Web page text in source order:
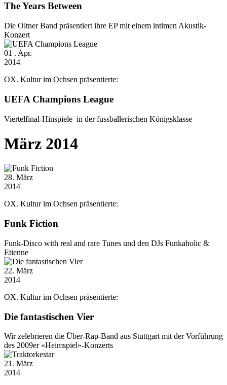
The Years Between
Die Oltner Band präsentiert ihre EP mit einem intimen Akustik-
Konzert
01 . Apr.
2014
OX. Kultur im Ochsen präsentierte:
UEFA Champions League
Viertelfinal-Hinspiele in der fussballerischen Königsklasse
März 2014
28. März
2014
OX. Kultur im Ochsen präsentierte:
Funk Fiction
Funk-Disco with real and rare Tunes und den DJs Funkaholic &
Etienne
22. März
2014
OX. Kultur im Ochsen präsentierte:
Die fantastischen Vier
Wir zelebrieren die Über-Rap-Band aus Stuttgart mit der Vorführung
des 2009er «Heimspiel»-Konzerts
21 . März
2014